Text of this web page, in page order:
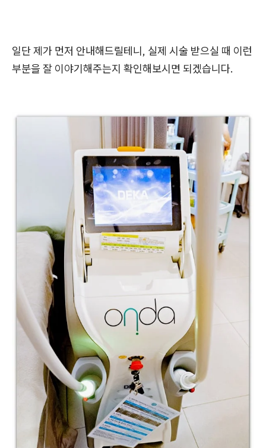
일단 제가 먼저 안내해드릴테니, 실제 시술 받으실 때 이런
부분을 잘 이야기해주는지 확인해보시면 되겠습니다.